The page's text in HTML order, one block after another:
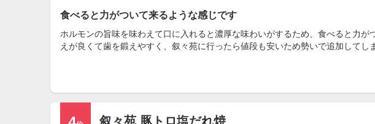
食べると力がついて来るような感じです
ホルモンの旨味を味わえて口に入れると濃厚な味わいがするため、食べると力
えが良くて歯を鍛えやすく、叙々苑に行ったら値段も安いため勢いで追加してし
叙々苑 豚トロ塩だれ焼